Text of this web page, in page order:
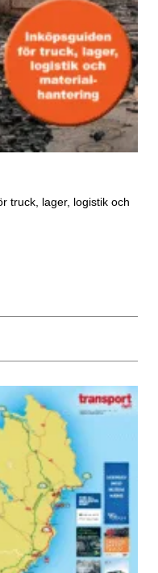
truck, lager, logistik och